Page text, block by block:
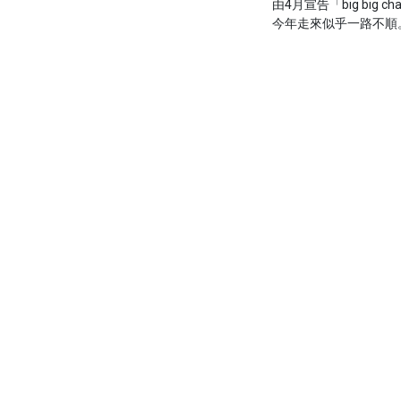
由4月宣告「big big
今年走來似乎一路不順